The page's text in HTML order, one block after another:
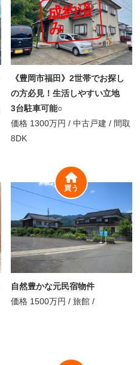
成
約
済
み
《豊岡市福田》2世帯でお探し
の方必見！生活しやすい立地
3台駐車可能○
価格 1300万円 / 中古戸建 / 間取
8DK
自然豊かな元民宿物件
価格 1500万円 / 旅館 /
買う